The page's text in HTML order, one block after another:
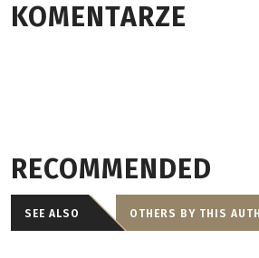
KOMENTARZE
RECOMMENDED
SEE ALSO OTHERS BY THIS